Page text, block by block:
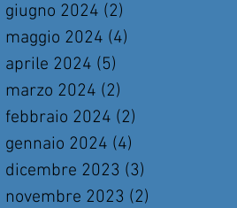
giugno 2024 (2)
maggio 2024 (4)
aprile 2024 (5)
marzo 2024 (2)
febbraio 2024 (2)
gennaio 2024 (4)
dicembre 2023 (3)
novembre 2023 (2)